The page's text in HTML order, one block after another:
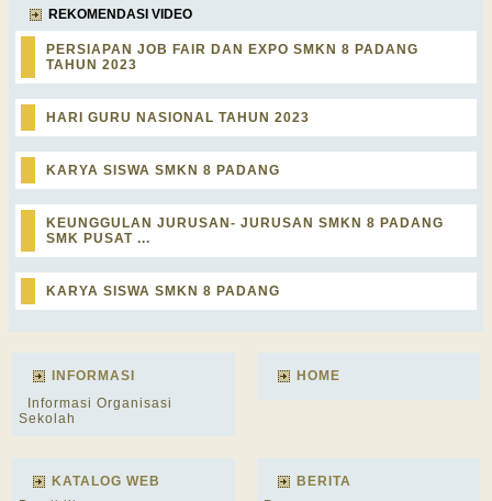
REKOMENDASI VIDEO
PERSIAPAN JOB FAIR DAN EXPO SMKN 8 PADANG
TAHUN 2023
HARI GURU NASIONAL TAHUN 2023
KARYA SISWA SMKN 8 PADANG
KEUNGGULAN JURUSAN- JURUSAN SMKN 8 PADANG
SMK PUSAT ...
KARYA SISWA SMKN 8 PADANG
INFORMASI
Informasi Organisasi
Sekolah
HOME
KATALOG WEB
BERITA